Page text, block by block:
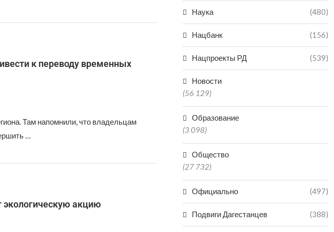
к переводу временных
Там напомнили, что владельцам
…
экологическую акцию
Наука (480)
Нацбанк (156)
Нацпроекты РД (539)
Новости
(56 129)
Образование
(3 098)
Общество
(27 732)
Официально (497)
Подвиги Дагестанцев (388)